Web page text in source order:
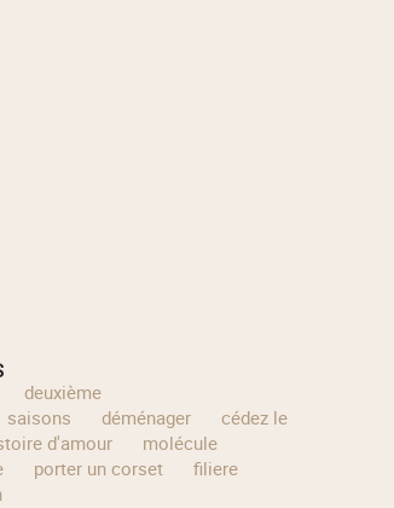
deuxième
saisons déménager
cédez le
d'amour
molécule
porter un corset
filiere